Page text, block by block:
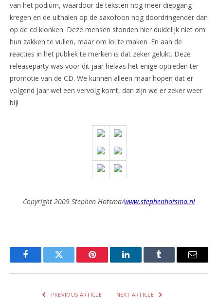
van het podium, waardoor de teksten nog meer diepgang
kregen en de uithalen op de saxofoon nog doordringender dan
op de cd klonken. Deze mensen stonden hier duidelijk niet om
hun zakken te vullen, maar om lol te maken. En aan de
reacties in het publiek te merken is dat zeker gelukt. Deze
releaseparty was voor dit jaar helaas het enige optreden ter
promotie van de CD. We kunnen alleen maar hopen dat er
volgend jaar wel een vervolg komt, dan zijn we er zeker weer
bij!
Copyright 2009 Stephen Hotsma/www.stephenhotsma.nl
FacebookTwitter Pinterest LinkedInTumblr Email
PREVIOUS ARTICLE NEXT ARTICLE